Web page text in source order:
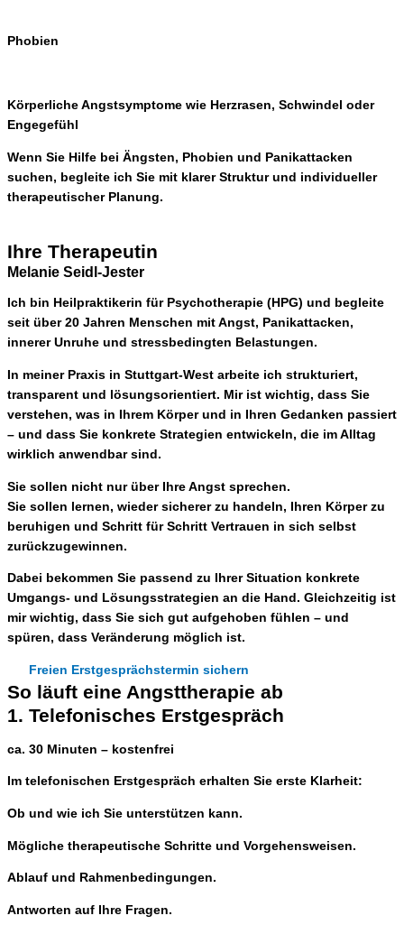
Phobien
Körperliche Angstsymptome wie Herzrasen, Schwindel oder
Engegefühl
Wenn Sie Hilfe bei Ängsten, Phobien und Panikattacken
suchen, begleite ich Sie mit klarer Struktur und individueller
therapeutischer Planung.
Ihre Therapeutin
Melanie Seidl-Jester
Ich bin Heilpraktikerin für Psychotherapie (HPG) und begleite
seit über 20 Jahren Menschen mit Angst, Panikattacken,
innerer Unruhe und stressbedingten Belastungen.
In meiner Praxis in Stuttgart-West arbeite ich strukturiert,
transparent und lösungsorientiert. Mir ist wichtig, dass Sie
verstehen, was in Ihrem Körper und in Ihren Gedanken passiert
– und dass Sie konkrete Strategien entwickeln, die im Alltag
wirklich anwendbar sind .
Sie sollen nicht nur über Ihre Angst sprechen.
Sie sollen lernen, wieder sicherer zu handeln, Ihren Körper zu
beruhigen und Schritt für Schritt Vertrauen in sich selbst
zurückzugewinnen.
Dabei bekommen Sie passend zu Ihrer Situation konkrete
Umgangs- und Lösungsstrategien an die Hand. Gleichzeitig ist
mir wichtig, dass Sie sich gut aufgehoben fühlen – und
spüren, dass Veränderung möglich ist.
Freien Erstgesprächstermin sichern
So läuft eine Angsttherapie ab
1. Telefonisches Erstgespräch
ca. 30 Minuten – kostenfrei
Im telefonischen Erstgespräch erhalten Sie erste Klarheit:
Ob und wie ich Sie unterstützen kann.
Mögliche therapeutische Schritte und Vorgehensweisen.
Ablauf und Rahmenbedingungen.
Antworten auf Ihre Fragen.